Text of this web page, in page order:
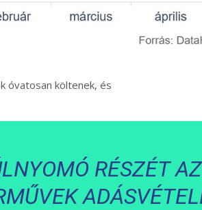
óvatosan költenek, és
RÉSZÉT